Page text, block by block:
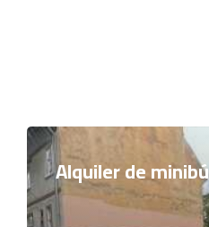
Alquiler de